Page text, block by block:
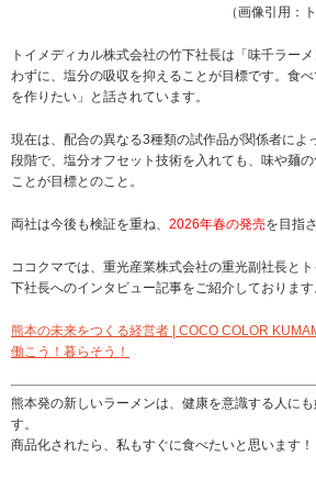
（画像引用：
トイメディカル株式会社の竹下社長は「味千ラー
わずに、塩分の吸収を抑えることが目標です。食
を作りたい」と話されています。
現在は、配合の異なる3種類の試作品が関係者によ
段階で、塩分オフセット技術を入れても、味や麺
ことが目標とのこと。
両社は今後も検証を重ね、 2026年春の発売を目指
ココクマでは、重光産業株式会社の重光副社長と
下社長へのインタビュー記事をご紹介しております
熊本の未来をつくる経営者 | COCO COLOR
働こう！暮らそう！
熊本発の新しいラーメンは、健康を意識する人に
す。
商品化されたら、私もすぐに食べたいと思います！